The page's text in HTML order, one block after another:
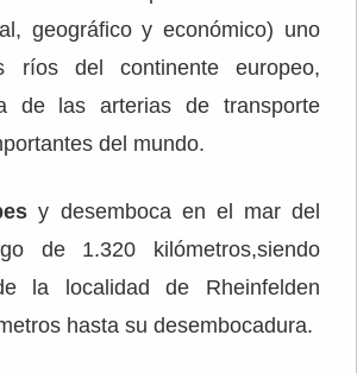
geográfico y económico) uno
ríos del continente europeo,
de las arterias de transporte
del mundo.
y desemboca en el mar del
de 1.320 kilómetros,siendo
la localidad de Rheinfelden
hasta su desembocadura.